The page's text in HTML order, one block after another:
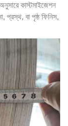
কাস্টমাইজেশন
প্রস্থ, বা পৃষ্ঠ ফিনিস,